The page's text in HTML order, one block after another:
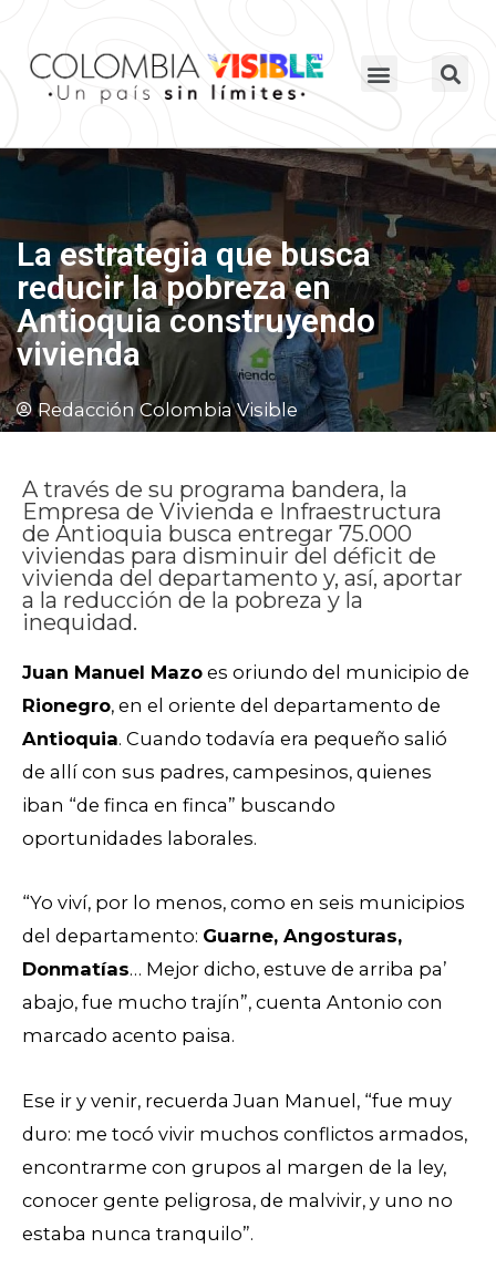
La estrategia que busca
reducir la pobreza en
Antioquia construyendo
vivienda
Redacción Colombia Visible
A través de su programa bandera, la
Empresa de Vivienda e Infraestructura
de Antioquia busca entregar 75.000
viviendas para disminuir del déficit de
vivienda del departamento y, así, aportar
a la reducción de la pobreza y la
inequidad.
Juan Manuel Mazo es oriundo del municipio de
Rionegro, en el oriente del departamento de
Antioquia. Cuando todavía era pequeño salió
de allí con sus padres, campesinos, quienes
iban “de finca en finca” buscando
oportunidades laborales.
“Yo viví, por lo menos, como en seis municipios
del departamento: Guarne, Angosturas,
Donmatías… Mejor dicho, estuve de arriba pa’
abajo, fue mucho trajín”, cuenta Antonio con
marcado acento paisa.
Ese ir y venir, recuerda Juan Manuel, “fue muy
duro: me tocó vivir muchos conflictos armados,
encontrarme con grupos al margen de la ley,
conocer gente peligrosa, de malvivir, y uno no
estaba nunca tranquilo”.